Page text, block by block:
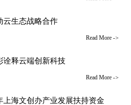
云生态战略合作
Read More ->
诠释云端创新科技
Read More ->
上海文创办产业发展扶持资金